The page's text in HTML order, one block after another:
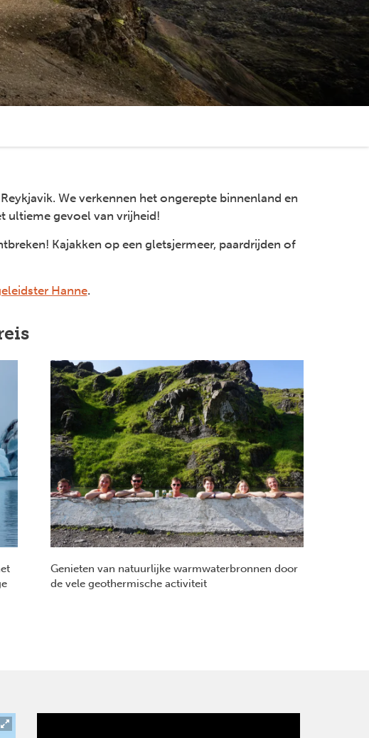
We verkennen het ongerepte binnenland en
ultieme gevoel van vrijheid!
Kajakken op een gletsjermeer, paardrijden of
Hanne.
Genieten van natuurlijke warmwaterbronnen door
de vele geothermische activiteit